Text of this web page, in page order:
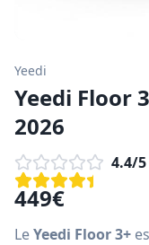
Yeedi
Yeedi Floor
2026
4.4/5
449€
LeYeedi Floor 3+